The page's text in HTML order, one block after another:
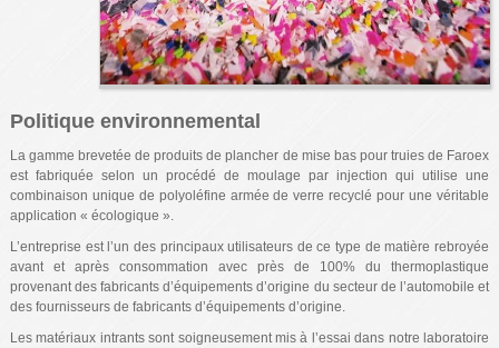
Politique environnemental
La gamme brevetée de produits de plancher de mise bas pour truies de Faroex
est fabriquée selon un procédé de moulage par injection qui utilise une
combinaison unique de polyoléfine armée de verre recyclé pour une véritable
application « écologique ».
L’entreprise est l’un des principaux utilisateurs de ce type de matière rebroyée
avant et après consommation avec près de 100% du thermoplastique
provenant des fabricants d’équipements d’origine du secteur de l’automobile et
des fournisseurs de fabricants d’équipements d’origine.
Les matériaux intrants sont soigneusement mis à l’essai dans notre laboratoire